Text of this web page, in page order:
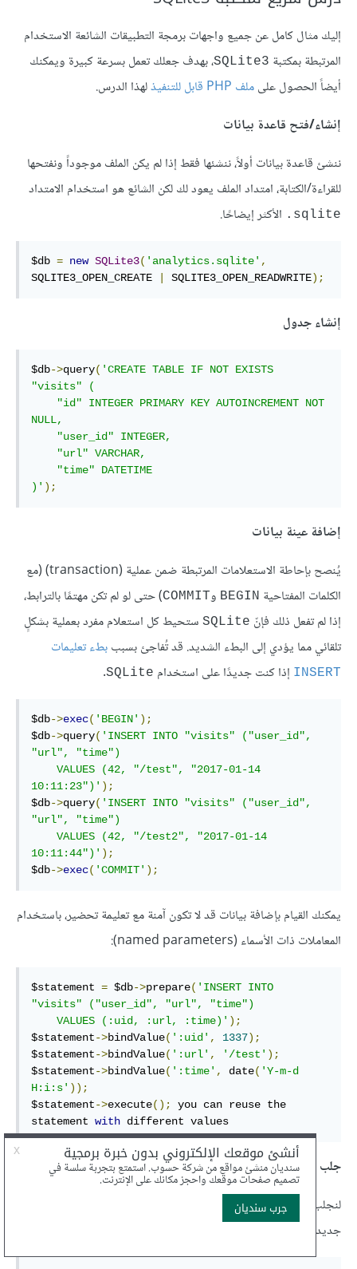
إليك مثال كامل عن جميع واجهات برمجة التطبيقات الشائعة الاستخدام
المرتبطة بمكتبة SQLite3، بهدف جعلك تعمل بسرعة كبيرة ويمكنك
أيضاً الحصول علىملف PHP قابل للتنفيذ
لهذا الدرس.
إنشاء/فتح قاعدة بيانات
ننشئ قاعدة بيانات أولاً، ننشئها فقط إذا لم يكن الملف موجوداً ونفتحها
للقراءة/الكتابة، امتداد الملف يعود لك لكن الشائع هو استخدام الامتداد
‎.sqlite الأكثر إيضاحًا.
$db = new SQLite3( 'analytics.sqlite' ,
SQLITE3_OPEN_CREATE
SQLITE3_OPEN_READWRITE);
إنشاء جدول
$db->query( 'CREATE TABLE IF NOT EXISTS
"visits" (
NULL,
)' );
إضافة عينة بيانات
يُنصح بإحاطة الاستعلامات المرتبطة ضمن عملية (transaction) (مع
الكلمات المفتاحية BEGIN وCOMMIT) حتى لو لم تكن مهتمًا بالترابط،
إذا لم تفعل ذلك فإنّ SQLite ستحيط كل استعلام مفرد بعملية بشكلٍ
تلقائي مما يؤدي إلى البطء الشديد. قد تُفاجئ بسبببطء تعليمات
INSERT إذا كنت جديدًا على استخدام SQLite
.
$db->exec( 'BEGIN' );
$db->query( 'INSERT INTO "visits" ("user_id",
"url", "time")
10:11:23")' );
$db->query( 'INSERT INTO "visits" ("user_id",
"url", "time")
10:11:44")' );
$db->exec( 'COMMIT' );
يمكنك القيام بإضافة بيانات قد لا تكون آمنة مع تعليمة تحضير، باستخدام
المعاملات ذات الأسماء (named parameters):
$statement = $db->prepare( 'INSERT INTO
"visits" ("user_id", "url", "time")
    VALUES (:uid, :url, :time)'
);
$statement->bindValue( ':uid' , 1337);
$statement->bindValue( ':url' , '/test' );
$statement->bindValue( ':time' , date( 'Y-m-d
H:i:s' ));
$statement->execute();
you can reuse the
statement with different values
جلب البيانات
جديد لكن هذه المرة مع معاملات ذات أسماء وهذا أكثر إيجازًا: